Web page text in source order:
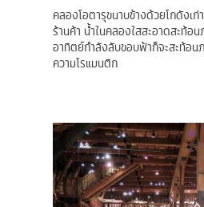
คลองโอตารุขนาบข้างด้วยโกดัง
ร้านค้า น้ำในคลองใสสะอาดสะท้อ
อาทิตย์กำลังลับขอบฟ้าก็จะสะท้อน
ความโรแมนติก